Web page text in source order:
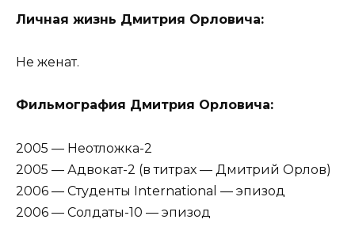
Личная жизнь Дмитрия Орловича:
Не женат.
Фильмография Дмитрия Орловича:
2005 — Неотложка-2
2005 — Адвокат-2 (в титрах — Дмитрий Орлов)
2006 — Студенты International — эпизод
2006 — Солдаты-10 — эпизод